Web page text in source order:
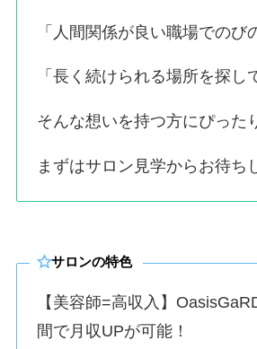
「人間関係が良い職場でのび
「長く続けられる場所を探し
そんな想いを持つ方にぴった
まずはサロン見学からお待ち
サロンの特色
【美容師=高収入】
間で月収UPが可能！